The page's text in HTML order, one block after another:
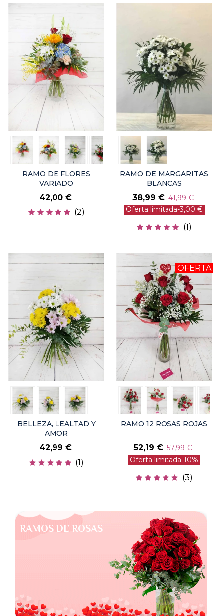
RAMO DE FLORES
VARIADO
42,00 €
(2)
RAMO DE MARGARITAS
BLANCAS
38,99 € 41,99 €
Oferta limitada-3,00 €
(1)
BELLEZA, LEALTAD Y
AMOR
42,99 €
(1)
OFERTA
RAMO 12 ROSAS ROJAS
52,19 € 57,99 €
Oferta limitada-10%
(3)
RAMOS DE ROSAS